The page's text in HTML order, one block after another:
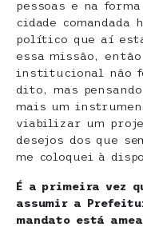
pessoas e na
cidade comandada
político que aí
essa missão,
institucional não
dito, mas
mais um
viabilizar um
desejos dos que
me coloquei à
É a primeira vez
assumir a
mandato está